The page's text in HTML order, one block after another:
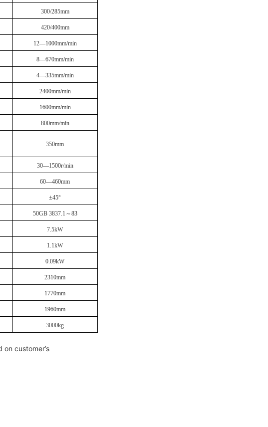
300/285mm
420/400mm
12—1000mm/min
8—670mm/min
4—335mm/min
2400mm/min
1600mm/min
800mm/min
350mm
30—1500r/min
60—460mm
±45°
50GB 3837.1～83
7.5kW
1.1kW
0.09kW
2310mm
1770mm
1960mm
3000kg
customer’s